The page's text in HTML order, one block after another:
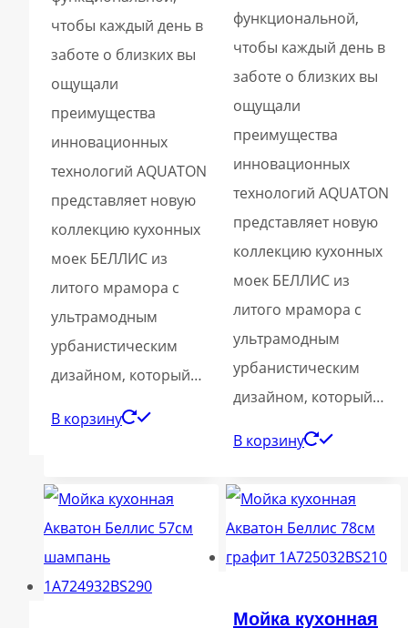
чтобы каждый день в
заботе о близких вы
ощущали
преимущества
инновационных
технологий AQUATON
представляет новую
коллекцию кухонных
моек БЕЛЛИС из
литого мрамора с
ультрамодным
урбанистическим
дизайном, который…
В корзину
функциональной,
чтобы каждый день в
заботе о близких вы
ощущали
преимущества
инновационных
технологий AQUATON
представляет новую
коллекцию кухонных
моек БЕЛЛИС из
литого мрамора с
ультрамодным
урбанистическим
дизайном, который…
В корзину
Мойка кухонная